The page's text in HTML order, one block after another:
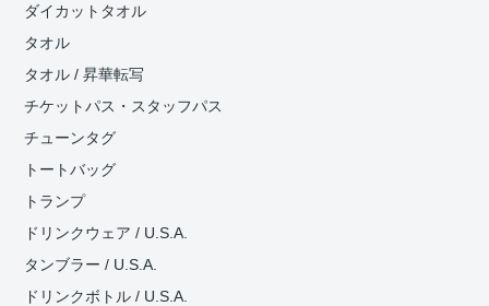
ダイカットタオル
タオル
タオル / 昇華転写
チケットパス・スタッフパス
チューンタグ
トートバッグ
トランプ
ドリンクウェア / U.S.A.
タンブラー / U.S.A.
ドリンクボトル / U.S.A.